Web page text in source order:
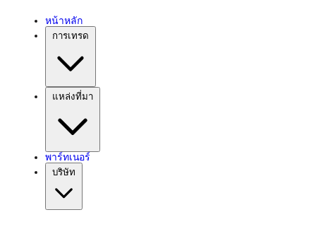
หน้าหลัก
การเทรด
แหล่งที่มา
พาร์ทเนอร์
บริษัท